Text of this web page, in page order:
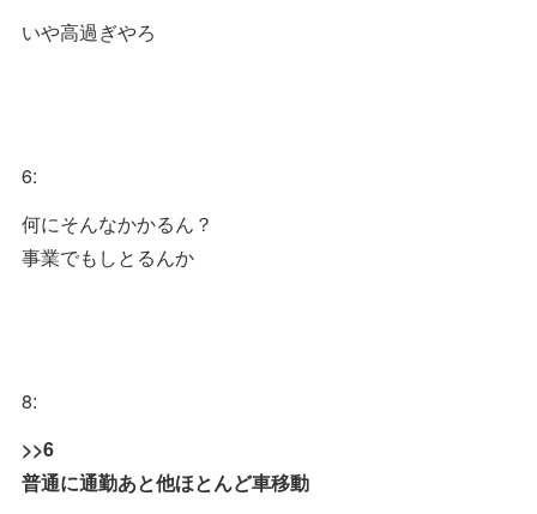
いや高過ぎやろ
6:
何にそんなかかるん？
事業でもしとるんか
8:
>>6
普通に通勤あと他ほとんど車移動